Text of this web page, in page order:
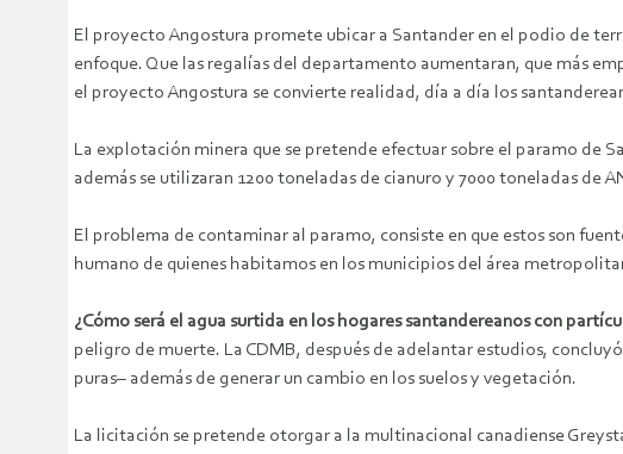
El proyecto Angostura promete ubicar a Santander en el podio de
enfoque. Que las regalías del departamento aumentaran, que más
el proyecto Angostura se convierte realidad, día a día los
La explotación minera que se pretende efectuar sobre el paramo de
además se utilizaran 1200 toneladas de cianuro y 7000 toneladas de
El problema de contaminar al paramo, consiste en que estos son
humano de quienes habitamos en los municipios del área
¿Cómo será el agua surtida en los hogares santandereanos con
peligro de muerte. La CDMB, después de adelantar estudios,
puras– además de generar un cambio en los suelos y vegetación.
La licitación se pretende otorgar a la multinacional canadiense